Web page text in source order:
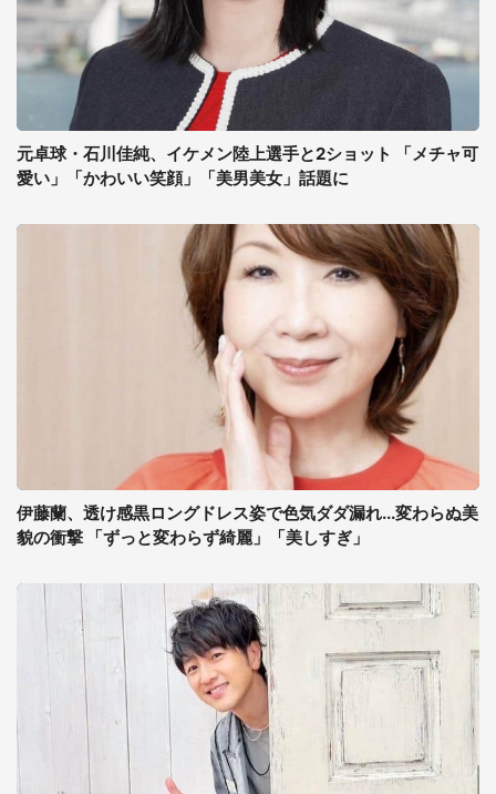
元卓球・石川佳純、イケメン陸上選手と2ショット 「メチャ可
愛い」「かわいい笑顔」「美男美女」話題に
伊藤蘭、透け感黒ロングドレス姿で色気ダダ漏れ...変わらぬ美
貌の衝撃 「ずっと変わらず綺麗」「美しすぎ」